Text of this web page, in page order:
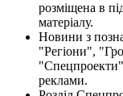
розміщена в
матеріалу.
Новини з
"Регіони",
реклами.